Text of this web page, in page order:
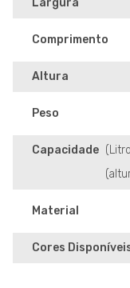
Largura
Comprimento
Altura
Peso
Capacidade
Material
Cores